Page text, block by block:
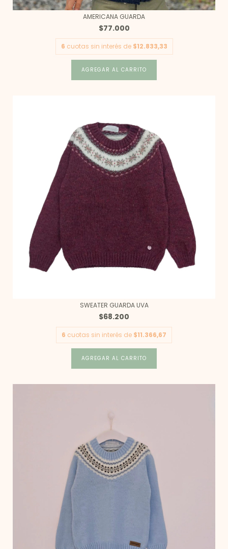
AMERICANA GUARDA
$77.000
6 cuotas sin interés de $12.833,33
AGREGAR AL CARRITO
SWEATER GUARDA UVA
$68.200
6 cuotas sin interés de $11.366,67
AGREGAR AL CARRITO